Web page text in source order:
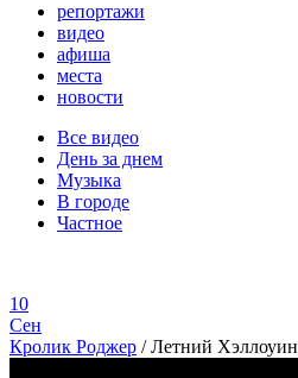
репортажи
видео
афиша
места
новости
Все видео
День за днем
Музыка
В городе
Частное
10
Сен
Кролик Роджер /Летний Хэллоуин